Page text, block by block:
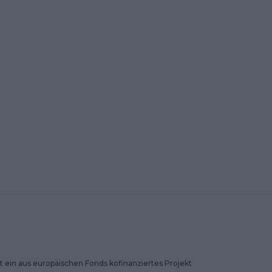
ein aus europäischen Fonds kofinanziertes Projekt